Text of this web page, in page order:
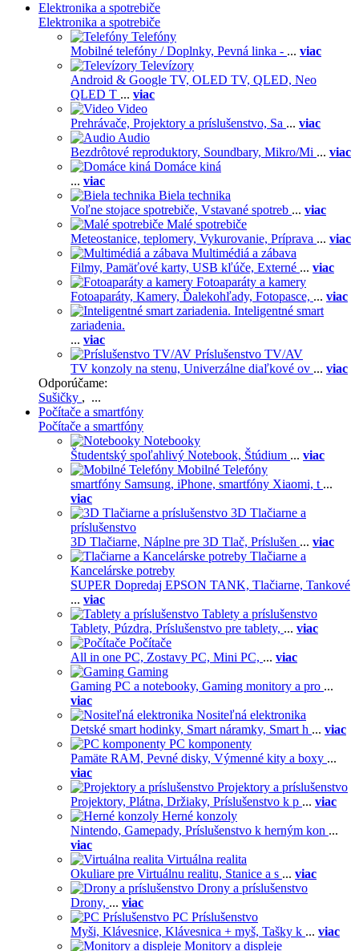
Elektronika a spotrebiče
Elektronika a spotrebiče
Telefóny
Mobilné telefóny / Doplnky, Pevná linka - ... viac
Televízory
Android & Google TV, OLED TV, QLED, Neo
QLED T ... viac
Video
Prehrávače, Projektory a príslušenstvo, Sa ... viac
Audio
Bezdrôtové reproduktory, Soundbary, Mikro/Mi ... viac
Domáce kiná
... viac
Biela technika
Voľne stojace spotrebiče, Vstavané spotreb ... viac
Malé spotrebiče
Meteostanice, teplomery, Vykurovanie, Príprava ... viac
Multimédiá a zábava
Filmy, Pamäťové karty, USB kľúče, Externé ... viac
Fotoaparáty a kamery
Fotoaparáty, Kamery, Ďalekohľady, Fotopasce, ... viac
Inteligentné smart
zariadenia.
... viac
Príslušenstvo TV/AV
TV konzoly na stenu, Univerzálne diaľkové ov ... viac
Odporúčame:
Sušičky , ...
Počítače a smartfóny
Počítače a smartfóny
Notebooky
Študentský spoľahlivý Notebook, Štúdium ... viac
Mobilné Telefóny
smartfóny Samsung, iPhone, smartfóny Xiaomi, t ...
viac
3D Tlačiarne a
príslušenstvo
3D Tlačiarne, Náplne pre 3D Tlač, Príslušen ... viac
Tlačiarne a
Kancelárske potreby
SUPER Dopredaj EPSON TANK, Tlačiarne, Tankové
... viac
Tablety a príslušenstvo
Tablety, Púzdra, Príslušenstvo pre tablety, ... viac
Počítače
All in one PC, Zostavy PC, Mini PC, ... viac
Gaming
Gaming PC a notebooky, Gaming monitory a pro ...
viac
Nositeľná elektronika
Detské smart hodinky, Smart náramky, Smart h ... viac
PC komponenty
Pamäte RAM, Pevné disky, Výmenné kity a boxy ...
viac
Projektory a príslušenstvo
Projektory, Plátna, Držiaky, Príslušenstvo k p ... viac
Herné konzoly
Nintendo, Gamepady, Príslušenstvo k herným kon ...
viac
Virtuálna realita
Okuliare pre Virtuálnu realitu, Stanice a s ... viac
Drony a príslušenstvo
Drony, ... viac
PC Príslušenstvo
Myši, Klávesnice, Klávesnica + myš, Tašky k ... viac
Monitory a displeje